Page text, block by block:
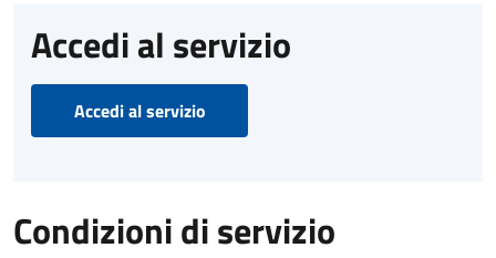
Accedi al servizio
Accedi al servizio
Condizioni di servizio